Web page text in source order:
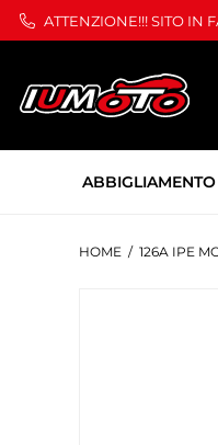
ATTENZIONE!!! SITO IN
HOME / 126A IPE